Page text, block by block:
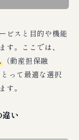
ビスと目的や機能
。ここでは、
（動産担保融
って最適な選択
す。
い